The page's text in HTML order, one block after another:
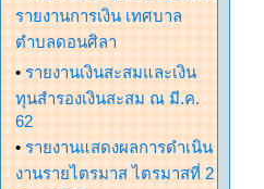
รายงานการเงิน เทศบาล
ตำบลดอนศิลา
• รายงานเงินสะสมและเงิน
ทุนสำรองเงินสะสม ณ มี.ค.
62
• รายงานแสดงผลการดำเนิน
งานรายไตรมาส ไตรมาสที่ 2